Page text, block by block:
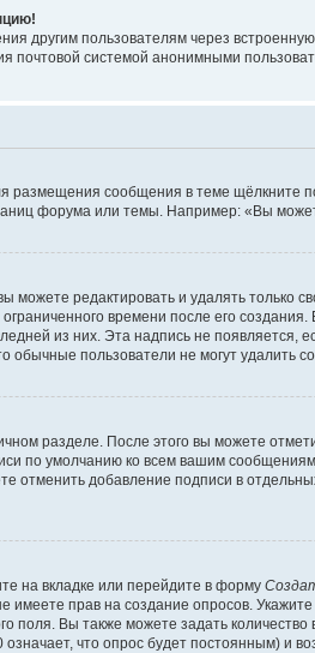
другим пользователям через
почтовой системой анонимными
сообщения в теме щёлкните
форума или темы. Например: «Вы
редактировать и удалять только
времени после его
из них. Эта надпись не
пользователи не могут удалить
разделе. После этого вы можете
по умолчанию ко всем вашим
отменить добавление подписи в
на вкладке или перейдите в форму
прав на создание опросов.
поля. Вы также можете задать
что опрос будет постоянным) и